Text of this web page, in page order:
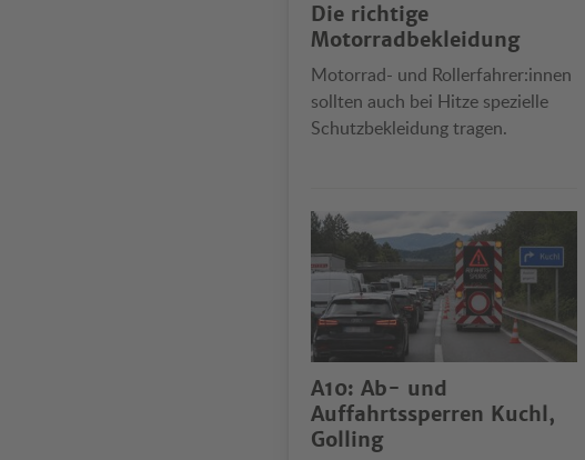
Die richtige
Motorradbekleidung
Motorrad- und Rollerfahrer:innen
sollten auch bei Hitze spezielle
Schutzbekleidung tragen.
A10: Ab- und
Auffahrtssperren Kuchl,
Golling